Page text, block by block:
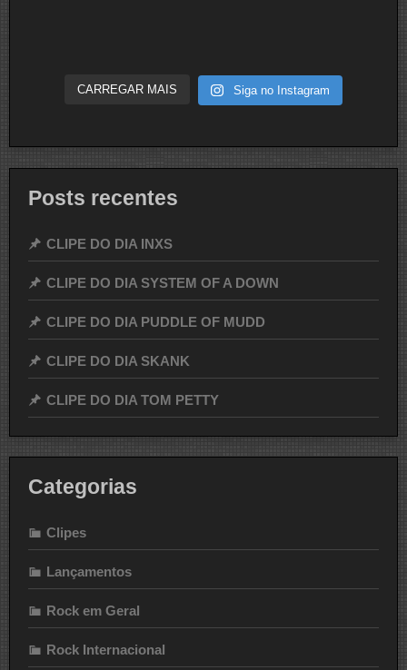
CARREGAR MAIS Siga no Instagram
Posts recentes
CLIPE DO DIA INXS
CLIPE DO DIA SYSTEM OF A DOWN
CLIPE DO DIA PUDDLE OF MUDD
CLIPE DO DIA SKANK
CLIPE DO DIA TOM PETTY
Categorias
Clipes
Lançamentos
Rock em Geral
Rock Internacional